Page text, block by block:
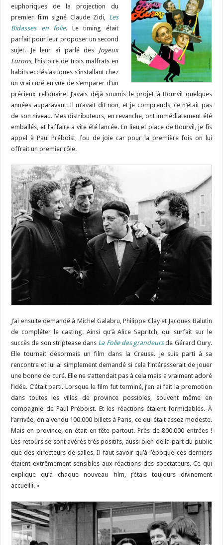
euphoriques de la projection du
premier film signé Claude Zidi, Les
Bidasses en folie. Le timing était
parfait pour leur proposer un second
sujet. Je leur ai parlé des Joyeux
Lurons, l’histoire de trois malfrats en
habits ecclésiastiques s’installant chez
un vrai curé en vue de s’emparer d’un
précieux reliquaire. J’avais déjà soumis le projet à Bourvil quelques
années auparavant. Il m’avait dit non, et je comprends, ce n’était pas
de son niveau. Mes distributeurs, en revanche, ont immédiatement été
emballés, et l’affaire a vite été lancée. En lieu et place de Bourvil, je fis
appel à Paul Préboist, fou de joie car pour la première fois on lui
offrait un premier rôle.
J’ai ensuite demandé à Michel Galabru, Philippe Clay et Jacques Balutin
de compléter le casting. Ainsi qu’à Alice Sapritch, qui surfait sur le
succès de son striptease dans La Folie des grandeurs de Gérard Oury.
Elle tournait désormais un film dans la Creuse. Je suis parti à sa
rencontre et lui ai simplement demandé si cela l’intéresserait de jouer
une bonne de curé. Elle ne s’attendait pas à cela mais a vraiment adoré
l’idée. C’était parti. Lorsque le film fut terminé, j’en ai fait la promotion
dans toutes les villes de province possibles, souvent même en
compagnie de Paul Préboist. Et les réactions étaient formidables. À
l’arrivée, on a vendu 100.000 billets à Paris, ce qui était assez modeste.
Mais en province, on était en tête partout. Près de 800.000 entrées !
Les retours se sont avérés très positifs, aussi bien de la part du public
que des directeurs de salles. Il faut savoir qu’à l’époque ces derniers
étaient extrêmement sensibles aux réactions des spectateurs. Ce qui
explique qu’à chaque nouveau film, j’étais toujours divinement
accueilli. »